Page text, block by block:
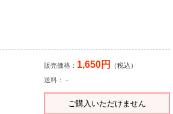
販売価格： 1,650円
（税込）
送料：－
ご購入いただけません